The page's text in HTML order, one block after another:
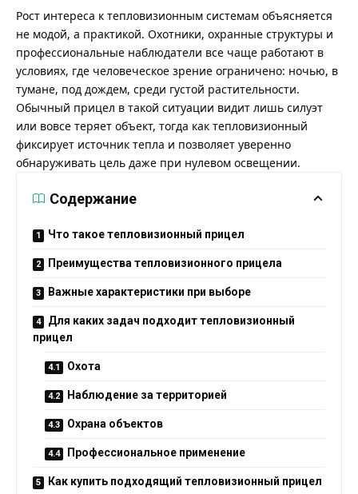
Рост интереса к тепловизионным системам объясняется
не модой, а практикой. Охотники, охранные структуры и
профессиональные наблюдатели все чаще работают в
условиях, где человеческое зрение ограничено: ночью, в
тумане, под дождем, среди густой растительности.
Обычный прицел в такой ситуации видит лишь силуэт
или вовсе теряет объект, тогда как тепловизионный
фиксирует источник тепла и позволяет уверенно
обнаруживать цель даже при нулевом освещении.
Содержание
Что такое тепловизионный прицел
Преимущества тепловизионного прицела
Важные характеристики при выборе
Для каких задач подходит тепловизионный
прицел
Охота
Наблюдение за территорией
Охрана объектов
Профессиональное применение
Как купить подходящий тепловизионный прицел